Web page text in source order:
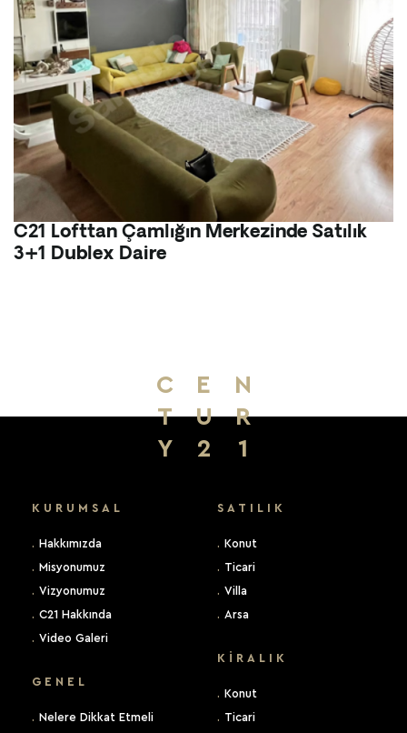
C21 Lofttan Çamlığın Merkezinde Satılık
3+1 Dublex Daire
C E
N
T
U
R
Y
2 1
KURUMSAL
. Hakkımızda
. Misyonumuz
. Vizyonumuz
. C21 Hakkında
. Video Galeri
GENEL
. Nelere Dikkat Etmeli
SATILIK
. Konut
. Ticari
. Villa
. Arsa
KIRALIK
. Konut
. Ticari